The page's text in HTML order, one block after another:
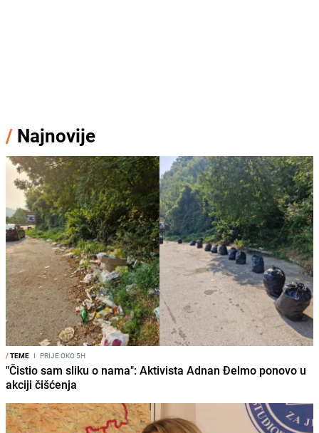
/ Najnovije
/TEME I PRIJE OKO 5H
"Čistio sam sliku o nama": Aktivista Adnan Đelmo ponovo u
akciji čišćenja